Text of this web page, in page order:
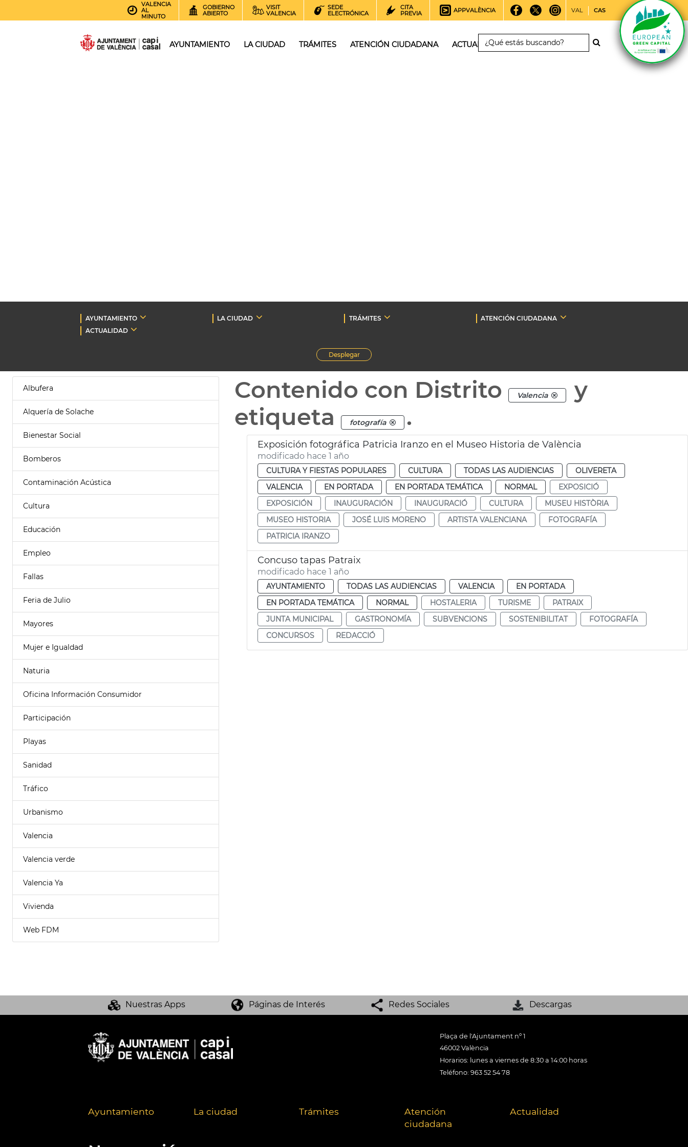
VALENCIA
AL
MINUTO
GOBIERNO
ABIERTO
VISIT
VALENCIA
SEDE
ELECTRÓNICA
CITA
PREVIA
APPVALÈNCIA VAL CAS
AYUNTAMIENTO LA CIUDAD TRÁMITES ATENCIÓN CIUDADANA ACTUALIDAD
AYUNTAMIENTO LA CIUDAD TRÁMITES
ATENCIÓN CIUDADANA
ACTUALIDAD
Desplegar
Albufera
Alquería de Solache
Bienestar Social
Bomberos
Contaminación Acústica
Cultura
Educación
Empleo
Fallas
Feria de Julio
Mayores
Mujer e Igualdad
Naturia
Oficina Información Consumidor
Participación
Playas
Sanidad
Tráfico
Urbanismo
Valencia
Valencia verde
Valencia Ya
Vivienda
Web FDM
Contenido con Distrito Valencia
y
etiqueta
fotografía .
Exposición fotográfica Patricia Iranzo en el Museo Historia de València
modificado hace 1 año
CULTURA Y FIESTAS POPULARES CULTURA TODAS LAS AUDIENCIAS
OLIVERETA
VALENCIA
EN PORTADA EN PORTADA TEMÁTICA NORMAL
EXPOSICIÓ
EXPOSICIÓN
INAUGURACIÓN INAUGURACIÓ CULTURA
MUSEU HISTÒRIA
MUSEO HISTORIA
JOSÉ LUIS MORENO ARTISTA VALENCIANA
FOTOGRAFÍA
PATRICIA IRANZO
Concuso tapas Patraix
modificado hace 1 año
AYUNTAMIENTO TODAS LAS AUDIENCIAS VALENCIA
EN PORTADA
EN PORTADA TEMÁTICA
NORMAL HOSTALERIA TURISME
PATRAIX
JUNTA MUNICIPAL
GASTRONOMÍA SUBVENCIONS SOSTENIBILITAT
FOTOGRAFÍA
CONCURSOS
REDACCIÓ
Nuestras Apps Páginas de Interés Redes Sociales Descargas
Plaça de l'Ajuntament nº 1
46002 València
Horarios: lunes a viernes de 8:30 a 14:00 horas
Teléfono: 963 52 54 78
Ayuntamiento La ciudad Trámites
Atención
ciudadana
Actualidad